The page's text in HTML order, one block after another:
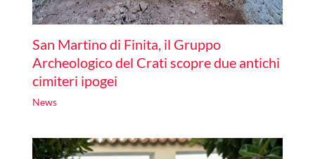
San Martino di Finita, il Gruppo
Archeologico del Crati scopre due antichi
cimiteri ipogei
News